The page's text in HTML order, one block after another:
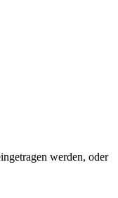
werden, oder